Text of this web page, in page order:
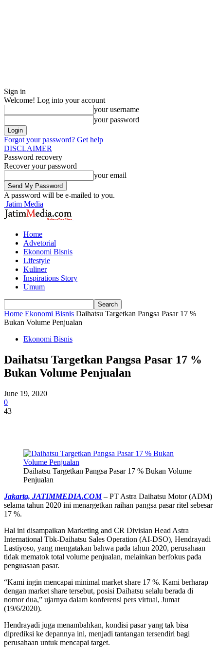
Sign in
Welcome! Log into your account
your username
your password
Forgot your password? Get help
DISCLAIMER
Password recovery
Recover your password
your email
A password will be e-mailed to you.
Jatim Media
Home
Advetorial
Ekonomi Bisnis
Lifestyle
Kuliner
Inspirations Story
Umum
Home Ekonomi Bisnis Daihatsu Targetkan Pangsa Pasar 17 %
Bukan Volume Penjualan
Ekonomi Bisnis
Daihatsu Targetkan Pangsa Pasar 17 %
Bukan Volume Penjualan
June 19, 2020
0
43
Daihatsu Targetkan Pangsa Pasar 17 % Bukan Volume
Penjualan
Jakarta, JATIMMEDIA.COM– PT Astra Daihatsu Motor (ADM)
selama tahun 2020 ini menargetkan raihan pangsa pasar ritel sebesar
17 %.
Hal ini disampaikan Marketing and CR Divisian Head Astra
International Tbk-Daihatsu Sales Operation (AI-DSO), Hendrayadi
Lastiyoso, yang mengatakan bahwa pada tahun 2020, perusahaan
tidak mematok total volume penjualan, melainkan berfokus pada
penguasaan pasar.
“Kami ingin mencapai minimal market share 17 %. Kami berharap
dengan market share tersebut, posisi Daihatsu selalu berada di
nomor dua,” ujarnya dalam konferensi pers virtual, Jumat
(19/6/2020).
Hendrayadi juga menambahkan, kondisi pasar yang tak bisa
diprediksi ke depannya ini, menjadi tantangan tersendiri bagi
perusahaan untuk mencapai target.